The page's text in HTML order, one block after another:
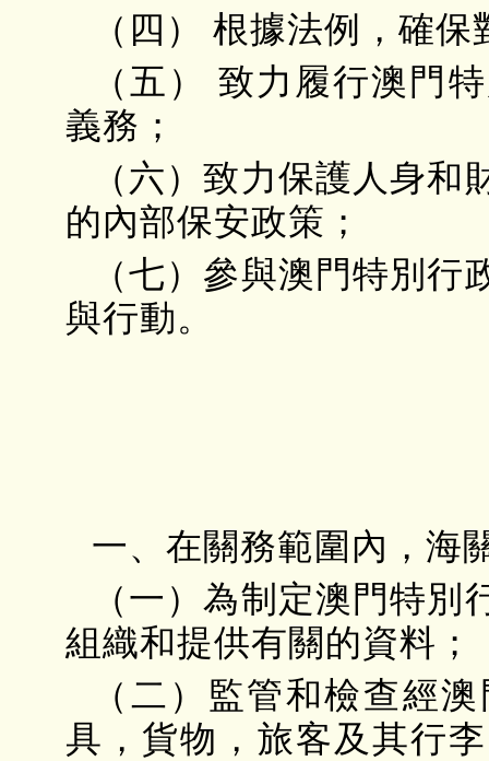
（四） 根據法例，確
（五） 致力履行澳門
義務；
（六）致力保護人身
的內部保安政策；
（七）參與澳門特別
與行動。
一、在關務範圍內，海
（一）為制定澳門特
組織和提供有關的資料；
（二）監管和檢查經
具，貨物，旅客及其行